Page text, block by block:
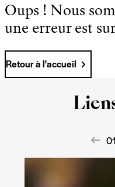
Oups ! Nous
une erreur est
Retour à l'accueil